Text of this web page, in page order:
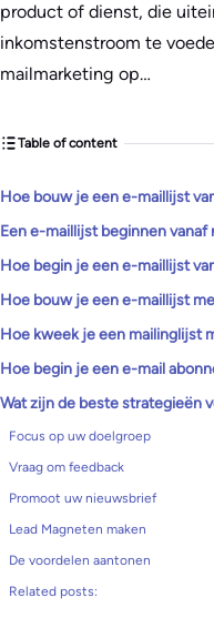
product of dienst, die
inkomstenstroom te
mailmarketing op…
Table of content
Hoe bouw je een e-maillijst
Een e-maillijst beginnen
Hoe begin je een e-maillijst
Hoe bouw je een e-maillijst
Hoe kweek je een mailinglijst
Hoe begin je een e-mail
Wat zijn de beste strategieën
Focus op uw doelgroep
Vraag om feedback
Promoot uw nieuwsbrief
Lead Magneten maken
De voordelen aantonen
Related posts: